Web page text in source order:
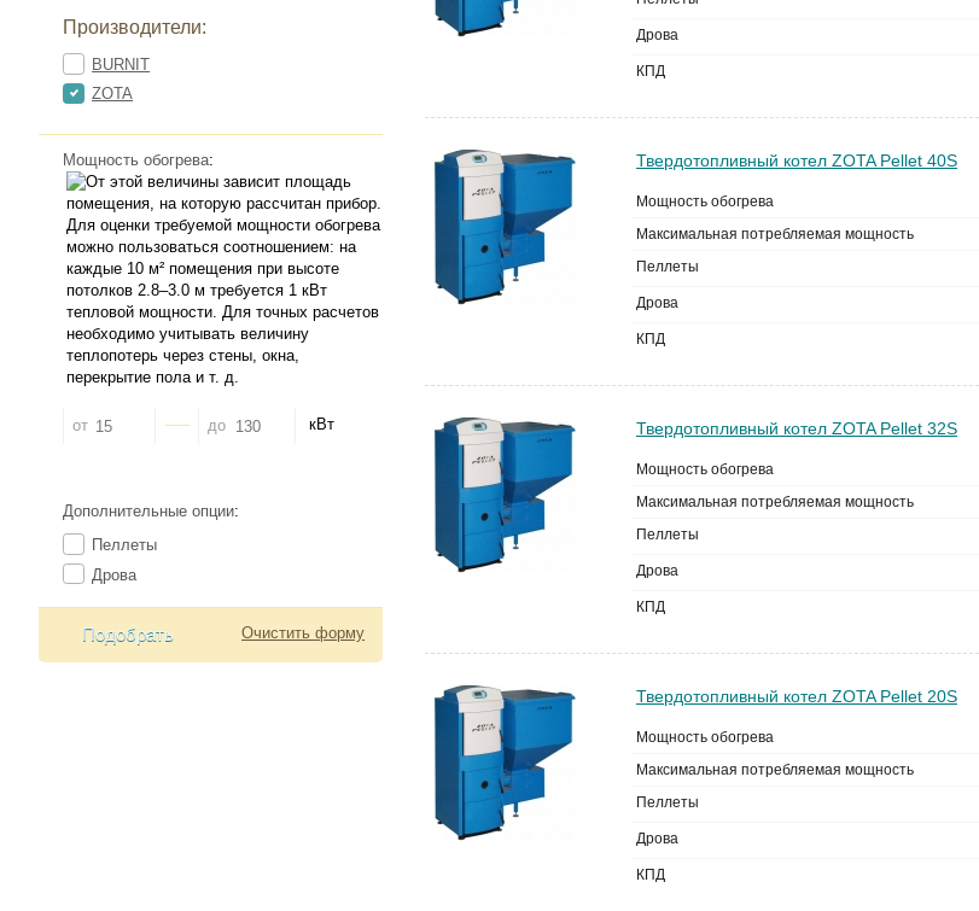
Производители:
BURNIT
ZOTA
Мощность обогрева:
от до кВт
Дополнительные опции:
Пеллеты
Дрова
Очистить форму
Подобрать
Дрова
КПД
Твердотопливный котел ZOTA Pellet 40S
Мощность обогрева
Максимальная потребляемая мощность
Пеллеты
Дрова
КПД
Твердотопливный котел ZOTA Pellet 32S
Мощность обогрева
Максимальная потребляемая мощность
Пеллеты
Дрова
КПД
Твердотопливный котел ZOTA Pellet 20S
Мощность обогрева
Максимальная потребляемая мощность
Пеллеты
Дрова
КПД